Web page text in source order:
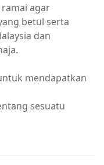
agar
betul serta
dan
mendapatkan
sesuatu